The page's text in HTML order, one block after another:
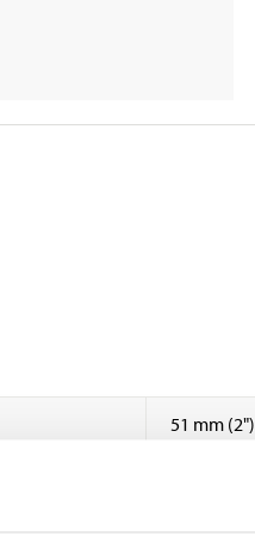
51 mm (2")
1,5 mm